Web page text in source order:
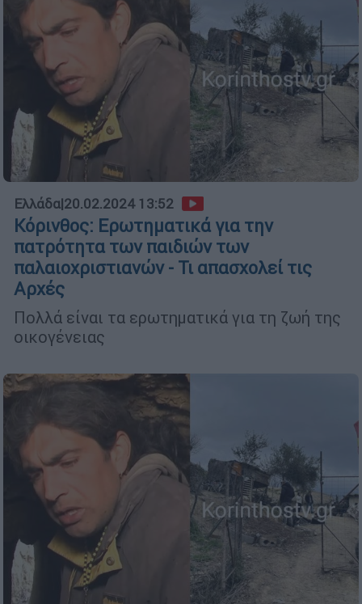
Ελλάδα|20.02.2024 13:52
Κόρινθος: Ερωτηματικά για την
πατρότητα των παιδιών των
παλαιοχριστιανών - Τι απασχολεί τις
Αρχές
Πολλά είναι τα ερωτηματικά για τη ζωή της
οικογένειας